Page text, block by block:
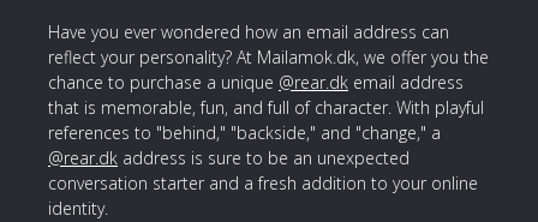
Have you ever wondered how an email address can
reflect your personality? At Mailamok.dk, we offer you the
chance to purchase a unique @rear.dk email address
that is memorable, fun, and full of character. With playful
references to "behind," "backside," and "change," a
@rear.dk address is sure to be an unexpected
conversation starter and a fresh addition to your online
identity.